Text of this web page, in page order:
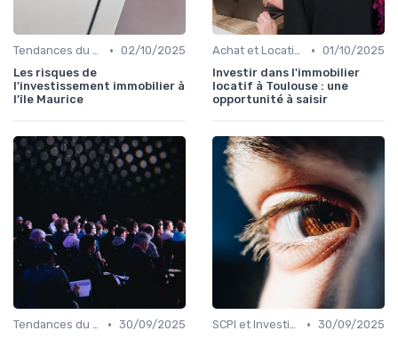
Tendances du Marché Immobilier • 02/10/2025
Les risques de
l'investissement immobilier à
l'île Maurice
Achat et Location de Biens Immobiliers • 01/10/2025
Investir dans l'immobilier
locatif à Toulouse : une
opportunité à saisir
Tendances du Marché Immobilier • 30/09/2025
SCPI et Investissements Locatifs • 30/09/2025